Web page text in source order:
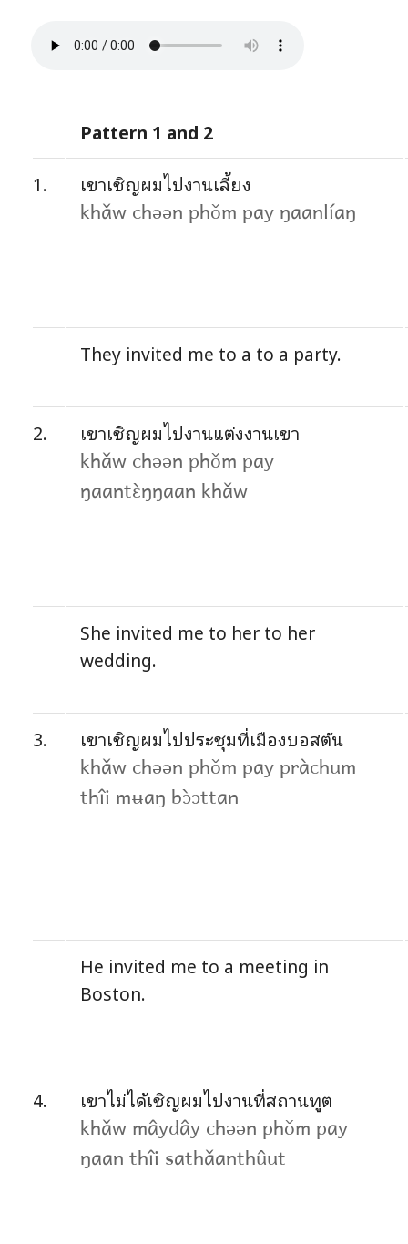
Pattern 1 and 2
1. เขาเชิญผมไปงานเลี้ยง
khǎw chəən phǒm pay ŋaanlíaŋ
They invited me to a to a party.
2. เขาเชิญผมไปงานแต่งงานเขา
khǎw chəən phǒm pay
ŋaantɛ̀ŋŋaan khǎw
She invited me to her to her
wedding.
3. เขาเชิญผมไปประชุมที่เมืองบอสตัน
khǎw chəən phǒm pay pràchum
thîi mʉaŋ bɔ̀ɔttan
He invited me to a meeting in
Boston.
4. เขาไม่ได้เชิญผมไปงานที่สถานทูต
khǎw mâydây chəən phǒm pay
ŋaan thîi sathǎanthûut